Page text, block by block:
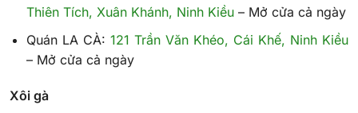
Thiên Tích, Xuân Khánh, Ninh Kiều– Mở cửa cả ngày
Quán LA CÀ: 121 Trần Văn Khéo, Cái Khế, Ninh Kiều
– Mở cửa cả ngày
Xôi gà